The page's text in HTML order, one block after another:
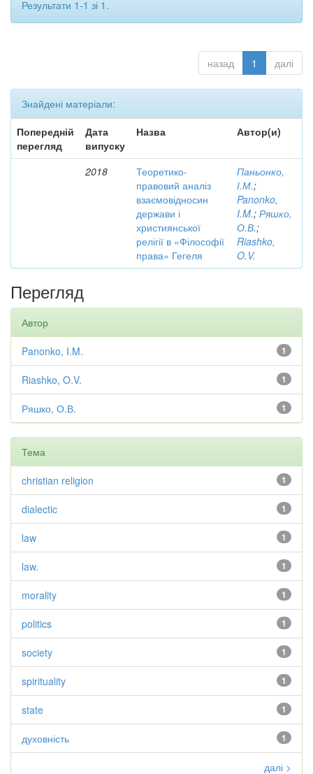
Результати 1-1 зі 1.
назад 1 далі
Знайдені матеріали:
Попередній
перегляд
Дата
випуску
Назва Автор(и)
2018
Теоретико-
правовий аналіз
взаємовідносин
держави і
християнської
релігії в «Філософії
права» Гегеля
Паньонко,
І.М.;
Panonko,
I.M.; Ряшко,
О.В.;
Riashko,
O.V.
Перегляд
Автор
1
Panonko, I.M.
1
Riashko, O.V.
1
Ряшко, О.В.
Тема
1
christian religion
1
dialectic
1
law
1
law.
1
morality
1
politics
1
society
1
spirituality
1
state
1
духовність
далі >